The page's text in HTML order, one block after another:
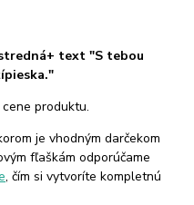
stredná+ text "S tebou
produktu.
je vhodným darčekom
fľaškám odporúčame
, čím si vytvoríte kompletnú